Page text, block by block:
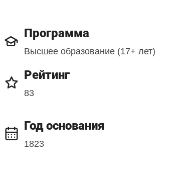
Программа
Высшее образование (17+ лет)
Рейтинг
83
Год основания
1823